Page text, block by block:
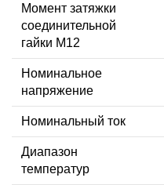
Момент затяжки
соединительной
гайки M12
Номинальное
напряжение
Номинальный ток
Диапазон
температур